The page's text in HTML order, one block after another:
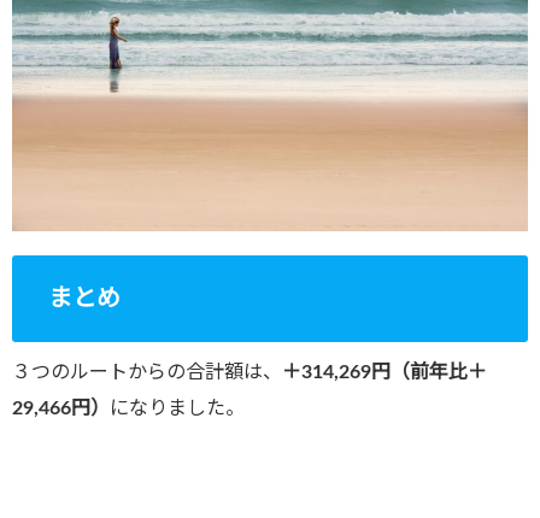
まとめ
３つのルートからの合計額は、
＋314,269円（前年比＋
29,466円）
になりました。